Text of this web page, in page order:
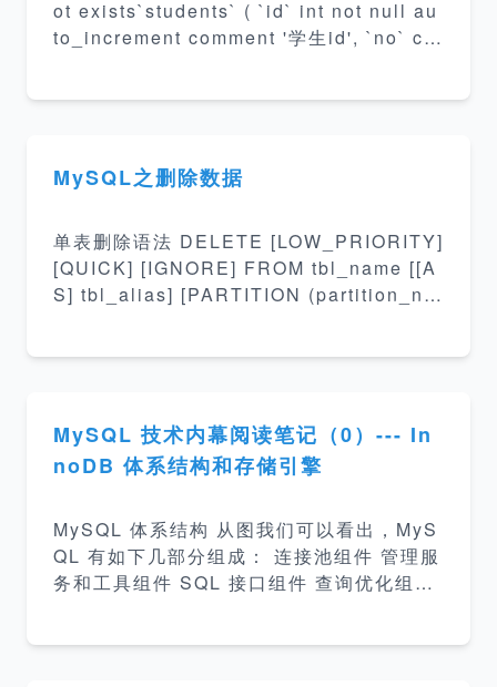
ot exists`students` ( `id` int not null au
to_increment comment '学生id', `no` ch
nyint null default
MySQL之删除数据
单表删除语法 DELETE [LOW_PRIORITY]
[QUICK] [IGNORE] FROM tbl_name [[A
S] tbl_alias] [PARTITION (partition_na
[, tbl_name[.*]] ... FROM table_r
MySQL 技术内幕阅读笔记（0）--- In
noDB 体系结构和存储引擎
MySQL 体系结构 从图我们可以看出，MyS
QL 有如下几部分组成： 连接池组件 管理服
务和工具组件 SQL 接口组件 查询优化组件